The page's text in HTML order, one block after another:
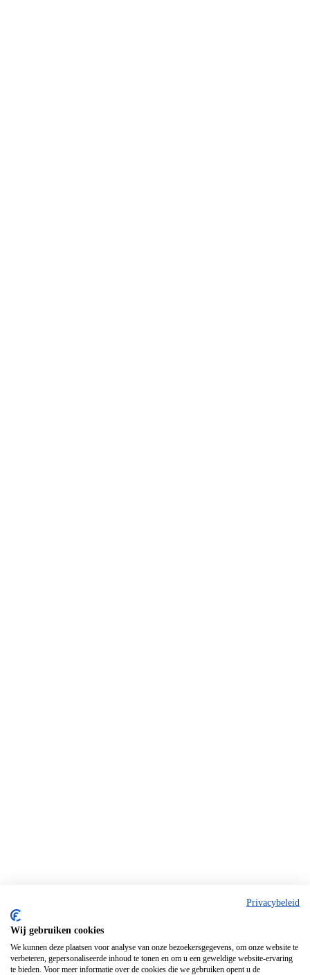
Privacybeleid
Wij gebruiken cookies
We kunnen deze plaatsen voor analyse van onze bezoekersgegevens, om onze website te
verbeteren, gepersonaliseerde inhoud te tonen en om u een geweldige website-ervaring
te bieden. Voor meer informatie over de cookies die we gebruiken opent u de